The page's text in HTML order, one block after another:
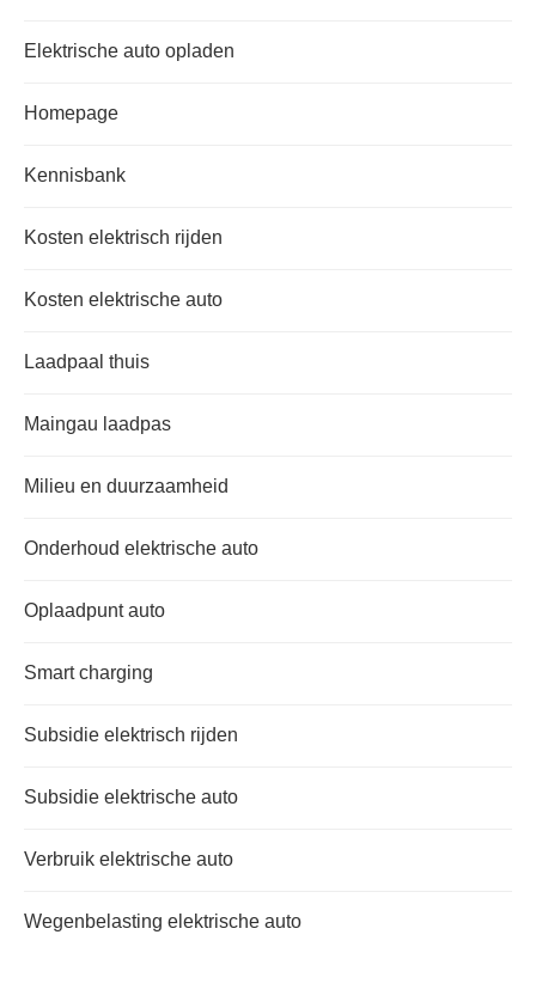
Elektrische auto opladen
Homepage
Kennisbank
Kosten elektrisch rijden
Kosten elektrische auto
Laadpaal thuis
Maingau laadpas
Milieu en duurzaamheid
Onderhoud elektrische auto
Oplaadpunt auto
Smart charging
Subsidie elektrisch rijden
Subsidie elektrische auto
Verbruik elektrische auto
Wegenbelasting elektrische auto